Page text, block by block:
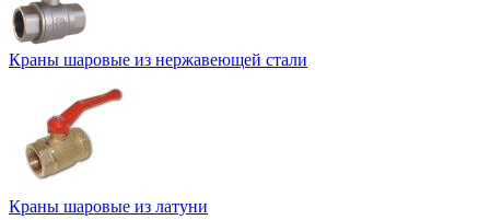
Краны шаровые из нержавеющей стали
Краны шаровые из латуни